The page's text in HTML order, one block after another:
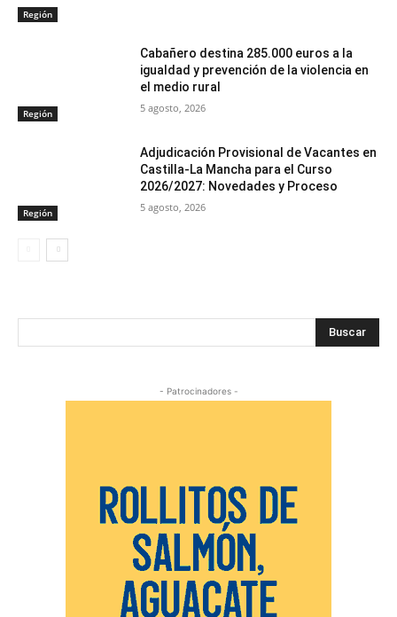
Región
Región
Cabañero destina 285.000 euros a la
igualdad y prevención de la violencia en
el medio rural
5 agosto, 2026
Región
Adjudicación Provisional de Vacantes en
Castilla-La Mancha para el Curso
2026/2027: Novedades y Proceso
5 agosto, 2026
Buscar
- Patrocinadores -